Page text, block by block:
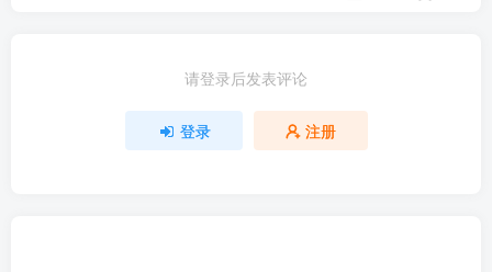
请登录后发表评论
登录 注册